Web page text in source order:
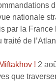
nationale
par la France
traité de
! 2
que